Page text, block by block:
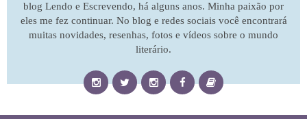
blog Lendo e Escrevendo, há alguns anos. Minha paixão por
eles me fez continuar. No blog e redes sociais você encontrará
muitas novidades, resenhas, fotos e vídeos sobre o mundo
literário.